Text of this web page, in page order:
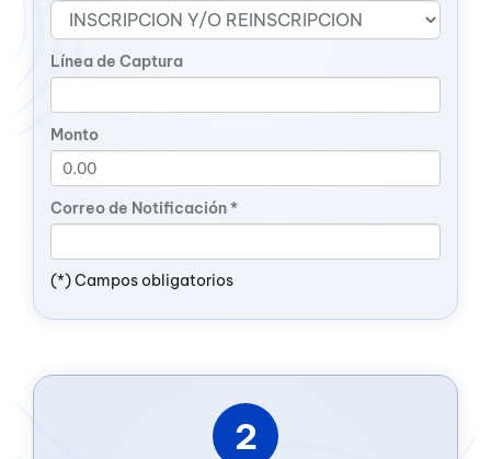
Línea de Captura
Monto
Correo de Notificación *
(*) Campos obligatorios
2